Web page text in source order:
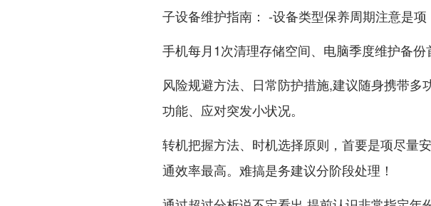
子设备维护指南： -设备类型保养周期注意是项
手机每月1次清理存储空间、电脑季度维护备份
风险规避方法、日常防护措施,建议随身携带多
功能、应对突发小状况。
转机把握方法、时机选择原则，首要是项尽量
通效率最高。难搞是务建议分阶段处理！